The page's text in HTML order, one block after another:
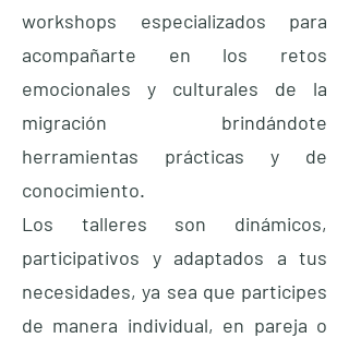
workshops especializados para
acompañarte en los retos
emocionales y culturales de la
migración brindándote
herramientas prácticas y de
conocimiento.
Los talleres son dinámicos,
participativos y adaptados a tus
necesidades, ya sea que participes
de manera individual, en pareja o